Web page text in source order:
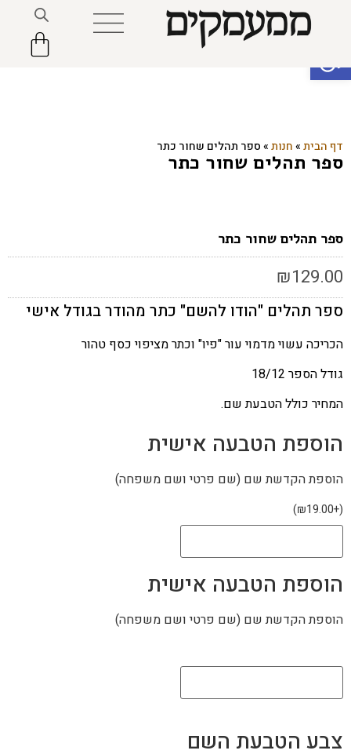
פתח סרגל נגישות
דף הבית»חנות»ספר תהלים שחור כתר
ספר תהלים שחור כתר
ספר תהלים שחור כתר
₪129.00
ספר תהלים "הודו להשם" כתר מהודר בגודל אישי
הכריכה עשוי מדמוי עור "פיו" וכתר מציפוי כסף טהור
גודל הספר 18/12
המחיר כולל הטבעת שם.
הוספת הטבעה אישית
הוספת הקדשת שם (שם פרטי ושם משפחה)
(
+
₪19.00
)
הוספת הטבעה אישית
הוספת הקדשת שם (שם פרטי ושם משפחה)
צבע הטבעת השם